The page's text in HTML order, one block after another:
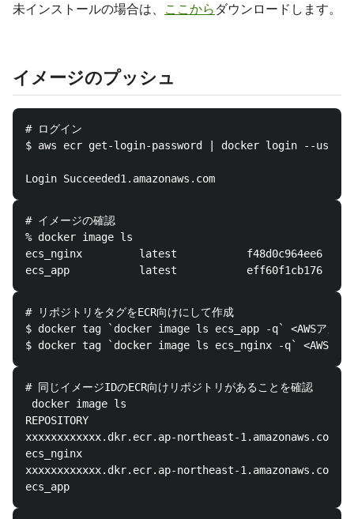
未インストールの場合は、 ここから ダウンロードします。
イメージのプッシュ
# ログイン
$ aws ecr get-login-password | docker login --
# イメージの確認
% docker image ls
ecs_nginx         latest           f48d0c964ee6   21
# リポジトリをタグをECR向けにして作成
$ docker tag `docker image ls ecs_app -q` <AWSアカ
# 同じイメージIDのECR向けリポジトリがあることを確認
docker image ls
REPOSITORY
xxxxxxxxxxxx.dkr.ecr.ap-northeast-
ecs_nginx
xxxxxxxxxxxx.dkr.ecr.ap-northeast-